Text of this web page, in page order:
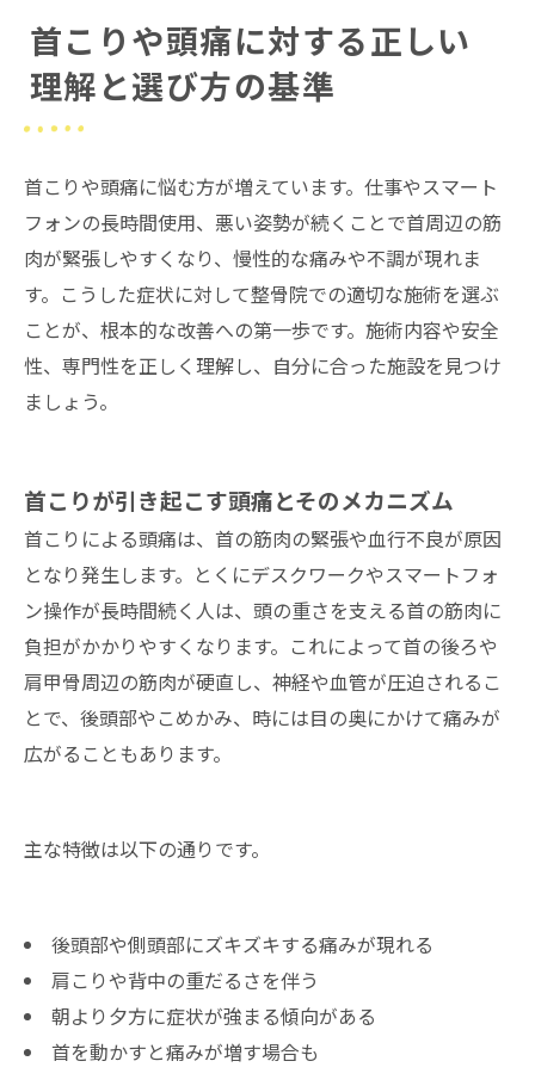
首こりや頭痛に対する正しい
理解と選び方の基準
首こりや頭痛に悩む方が増えています。仕事やスマート
フォンの長時間使用、悪い姿勢が続くことで首周辺の筋
肉が緊張しやすくなり、慢性的な痛みや不調が現れま
す。こうした症状に対して整骨院での適切な施術を選ぶ
ことが、根本的な改善への第一歩です。施術内容や安全
性、専門性を正しく理解し、自分に合った施設を見つけ
ましょう。
首こりが引き起こす頭痛とそのメカニズム
首こりによる頭痛は、首の筋肉の緊張や血行不良が原因
となり発生します。とくにデスクワークやスマートフォ
ン操作が長時間続く人は、頭の重さを支える首の筋肉に
負担がかかりやすくなります。これによって首の後ろや
肩甲骨周辺の筋肉が硬直し、神経や血管が圧迫されるこ
とで、後頭部やこめかみ、時には目の奥にかけて痛みが
広がることもあります。
主な特徴は以下の通りです。
後頭部や側頭部にズキズキする痛みが現れる
肩こりや背中の重だるさを伴う
朝より夕方に症状が強まる傾向がある
首を動かすと痛みが増す場合も